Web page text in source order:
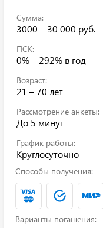
Сумма:
3000 – 30 000 руб.
ПСК:
0% – 292% в год
Возраст:
21 – 70 лет
Рассмотрение анкеты:
До 5 минут
График работы:
Круглосуточно
Способы получения:
Варианты погашения: